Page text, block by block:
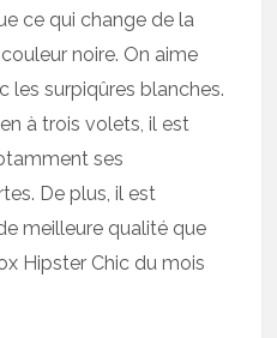
ce qui change de la
noire. On aime
les surpiqûres blanches.
à trois volets, il est
ses
De plus, il est
meilleure qualité que
Hipster Chic du mois